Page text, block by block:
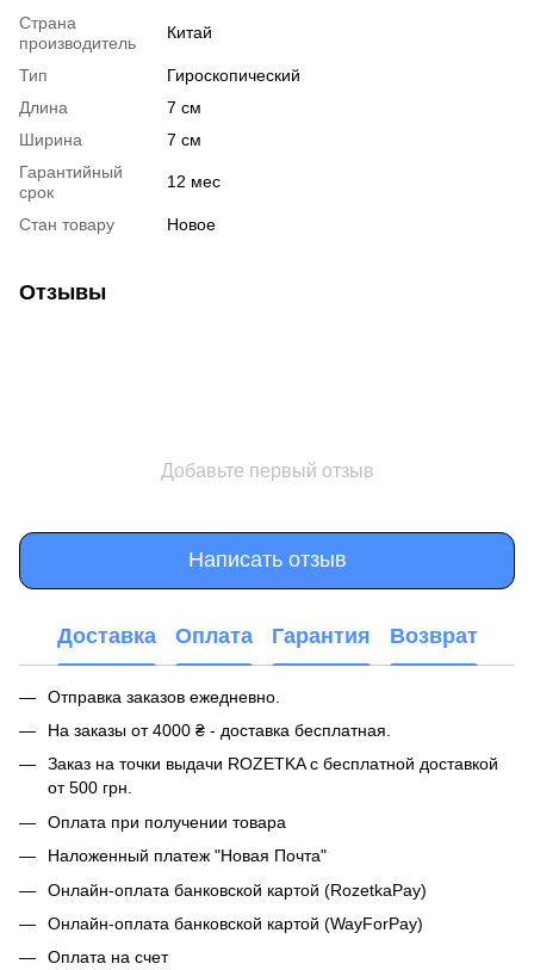
Страна
производитель
Китай
Тип
Гироскопический
Длина
7 см
Ширина
7 см
Гарантийный
срок
12 мес
Стан товару Новое
Отзывы
Добавьте первый отзыв
Написать отзыв
Доставка Оплата Гарантия Возврат
Отправка заказов ежедневно.
На заказы от 4000 ₴ - доставка бесплатная.
Заказ на точки выдачи ROZETKA с бесплатной доставкой
от 500 грн.
Оплата при получении товара
Наложенный платеж "Новая Почта"
Онлайн-оплата банковской картой (RozetkaPay)
Онлайн-оплата банковской картой (WayForPay)
Оплата на счет